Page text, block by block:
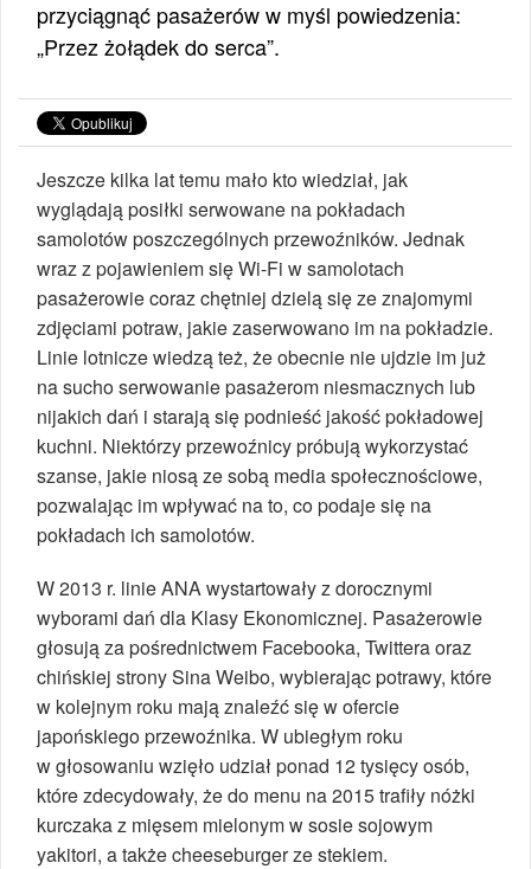
przyciągnąć pasażerów w myśl powiedzenia:
„Przez żołądek do serca”.
Jeszcze kilka lat temu mało kto wiedział, jak
wyglądają posiłki serwowane na pokładach
samolotów poszczególnych przewoźników. Jednak
wraz z pojawieniem się Wi-Fi w samolotach
pasażerowie coraz chętniej dzielą się ze znajomymi
zdjęciami potraw, jakie zaserwowano im na pokładzie.
Linie lotnicze wiedzą też, że obecnie nie ujdzie im już
na sucho serwowanie pasażerom niesmacznych lub
nijakich dań i starają się podnieść jakość pokładowej
kuchni. Niektórzy przewoźnicy próbują wykorzystać
szanse, jakie niosą ze sobą media społecznościowe,
pozwalając im wpływać na to, co podaje się na
pokładach ich samolotów.
W 2013 r. linie ANA wystartowały z dorocznymi
wyborami dań dla Klasy Ekonomicznej. Pasażerowie
głosują za pośrednictwem Facebooka, Twittera oraz
chińskiej strony Sina Weibo, wybierając potrawy, które
w kolejnym roku mają znaleźć się w ofercie
japońskiego przewoźnika. W ubiegłym roku
w głosowaniu wzięło udział ponad 12 tysięcy osób,
które zdecydowały, że do menu na 2015 trafiły nóżki
kurczaka z mięsem mielonym w sosie sojowym
yakitori, a także cheeseburger ze stekiem.